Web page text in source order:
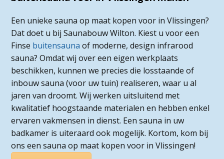
Een unieke sauna op maat kopen voor in Vlissingen?
Dat doet u bij Saunabouw Wilton. Kiest u voor een
Finse buitensauna of moderne, design infrarood
sauna? Omdat wij over een eigen werkplaats
beschikken, kunnen we precies die losstaande of
inbouw sauna (voor uw tuin) realiseren, waar u al
jaren van droomt. Wij werken uitsluitend met
kwalitatief hoogstaande materialen en hebben enkel
ervaren vakmensen in dienst. Een sauna in uw
badkamer is uiteraard ook mogelijk. Kortom, kom bij
ons een sauna op maat kopen voor in Vlissingen!